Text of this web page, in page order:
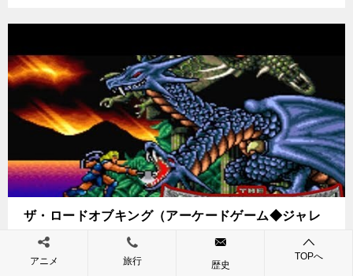
ザ・ロードオブキング（アーケードゲーム◆ジャレ
コ）
更新日： 2021年12月12日
2019年8月25日
アニメ 旅行 歴史
TOPへ